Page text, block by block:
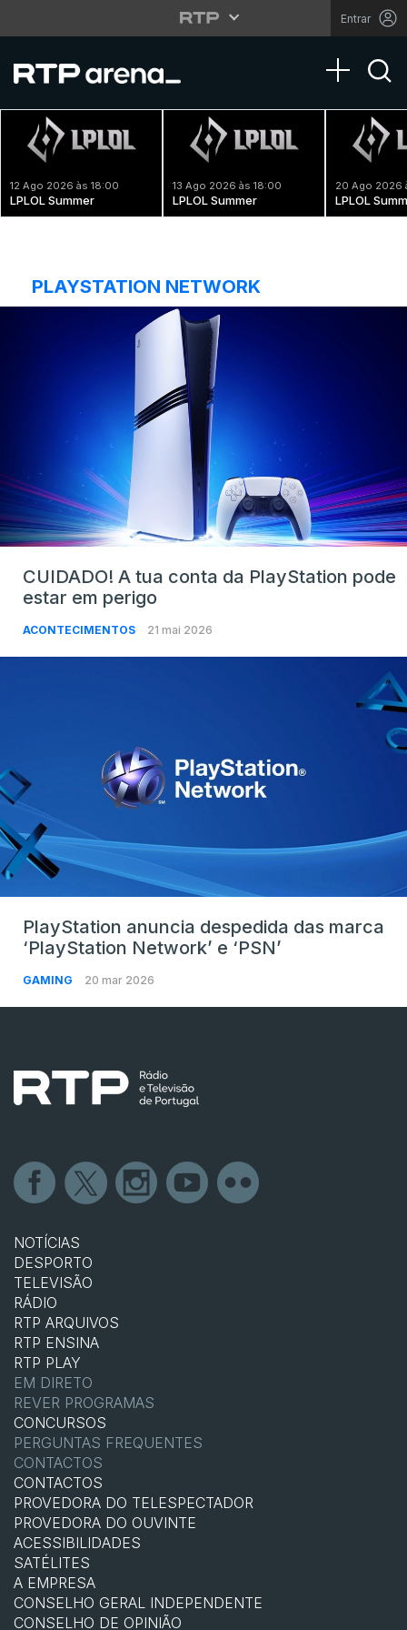
Entrar
Toggle
12 Ago 2026 às 18:00
LPLOL Summer
13 Ago 2026 às 18:00
LPLOL Summer
20 Ago 2026
LPLOL
PLAYSTATION NETWORK
CUIDADO! A tua conta da PlayStation pode
estar em perigo
ACONTECIMENTOS 21 mai 2026
PlayStation anuncia despedida das marca
‘PlayStation Network’ e ‘PSN’
GAMING 20 mar 2026
NOTÍCIAS
DESPORTO
TELEVISÃO
RÁDIO
RTP ARQUIVOS
RTP ENSINA
RTP PLAY
EM DIRETO
REVER PROGRAMAS
CONCURSOS
PERGUNTAS FREQUENTES
CONTACTOS
CONTACTOS
PROVEDORA DO TELESPECTADOR
PROVEDORA DO OUVINTE
ACESSIBILIDADES
SATÉLITES
A EMPRESA
CONSELHO GERAL INDEPENDENTE
CONSELHO DE OPINIÃO